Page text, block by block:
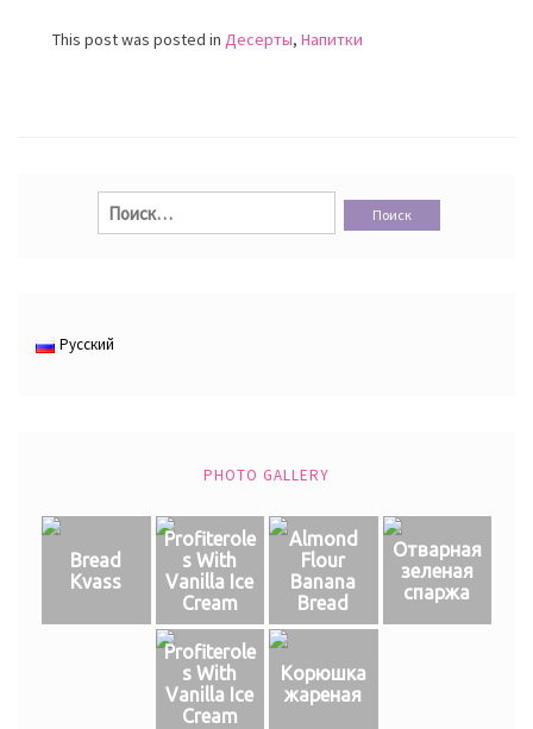
This post was posted in Десерты, Напитки
Найти:
Русский
PHOTO GALLERY
Bread
Kvass
Profiterole
s With
Vanilla Ice
Cream
Almond
Flour
Banana
Bread
Отварная
зеленая
спаржа
Profiterole
s With
Vanilla Ice
Cream
Корюшка
жареная